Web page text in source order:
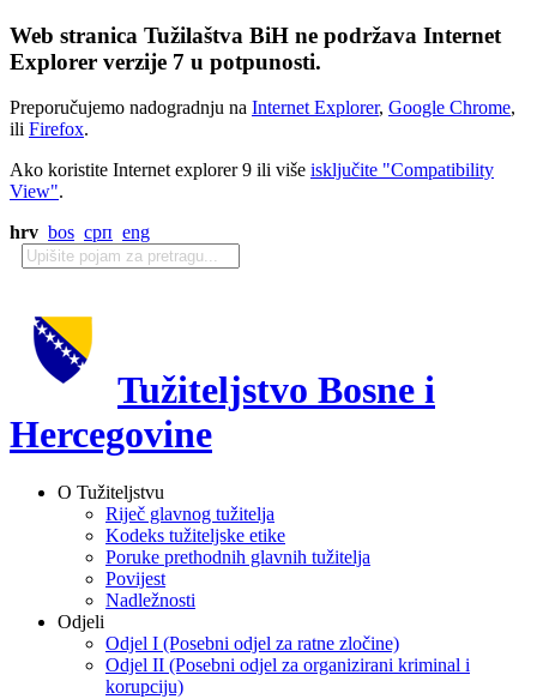
Web stranica Tužilaštva BiH ne podržava Internet
Explorer verzije 7 u potpunosti.
Preporučujemo nadogradnju na Internet Explorer, Google Chrome,
ili Firefox.
Ako koristite Internet explorer 9 ili više isključite "Compatibility
View".
hrv bos срп eng
Tužiteljstvo Bosne i
Hercegovine
O Tužiteljstvu
Riječ glavnog tužitelja
Kodeks tužiteljske etike
Poruke prethodnih glavnih tužitelja
Povijest
Nadležnosti
Odjeli
Odjel I (Posebni odjel za ratne zločine)
Odjel II (Posebni odjel za organizirani kriminal i
korupciju)